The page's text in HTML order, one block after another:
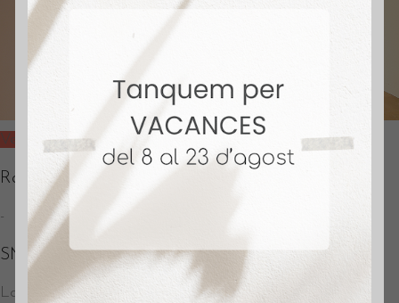
Vendido
Rambla Guipúscoa
-
SM412
La Verneda
Barcelona